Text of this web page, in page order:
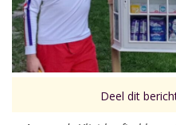
Deel dit